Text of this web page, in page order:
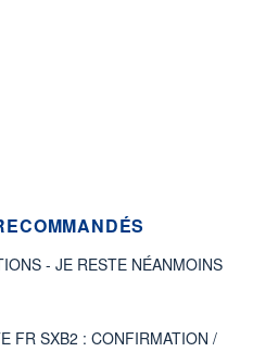
- JE RESTE NÉANMOINS
FR SXB2 : CONFIRMATION /